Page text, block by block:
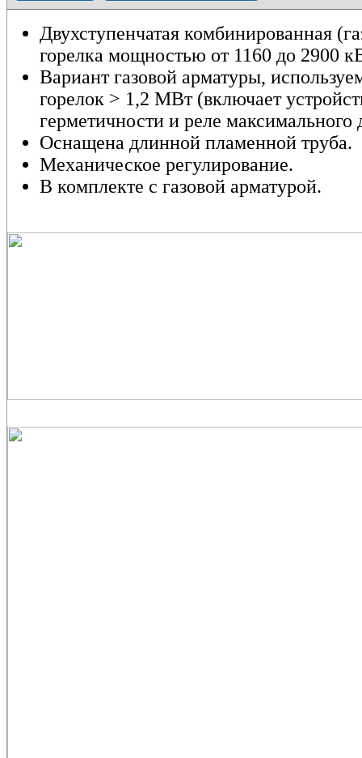
Двухступенчатая комбинированная
горелка мощностью от 1160 до 2900
Вариант газовой арматуры,
горелок > 1,2 МВт (включает
герметичности и реле максимального
Оснащена длинной пламенной труба.
Механическое регулирование.
В комплекте с газовой арматурой.